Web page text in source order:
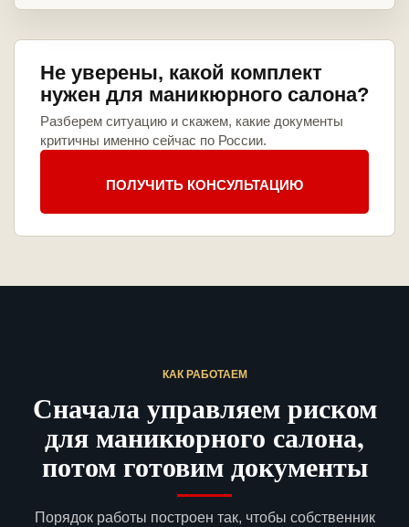
Не уверены, какой комплект
нужен для маникюрного салона?
Разберем ситуацию и скажем, какие документы
критичны именно сейчас по России.
ПОЛУЧИТЬ КОНСУЛЬТАЦИЮ
КАК РАБОТАЕМ
Сначала управляем риском
для маникюрного салона,
потом готовим документы
Порядок работы построен так, чтобы собственник